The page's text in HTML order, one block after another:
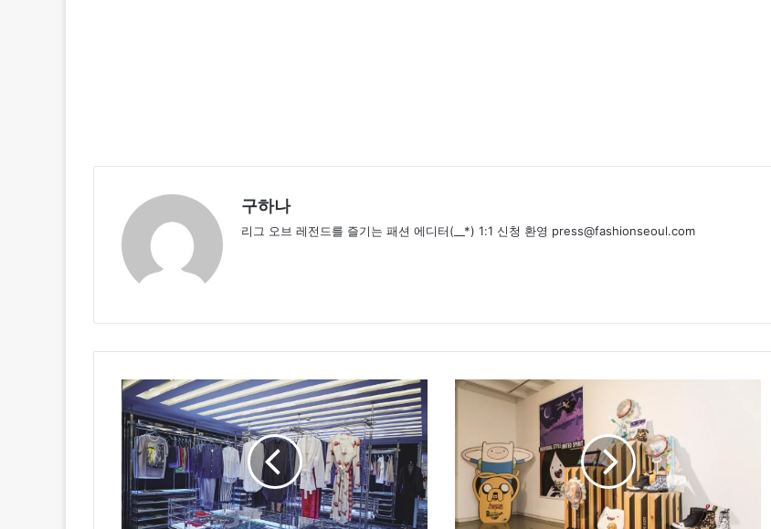
구하나
리그 오브 레전드를 즐기는 패션 에디터(__*) 1:1 신청 환영 press@fashionseoul.com
라
펠
라
전
세
계
최
닥
틴
5